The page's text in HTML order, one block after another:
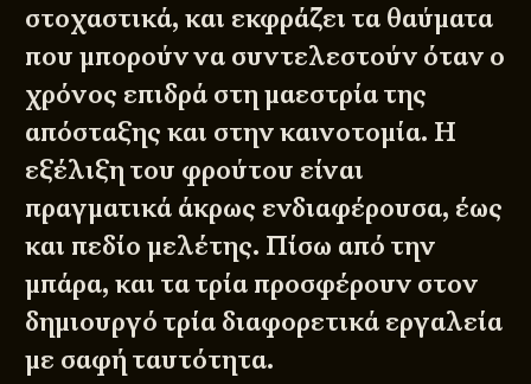
στοχαστικά, και εκφράζει τα θαύματα
που μπορούν να συντελεστούν όταν ο
χρόνος επιδρά στη μαεστρία της
απόσταξης και στην καινοτομία. Η
εξέλιξη του φρούτου είναι
πραγματικά άκρως ενδιαφέρουσα, έως
και πεδίο μελέτης. Πίσω από την
μπάρα, και τα τρία προσφέρουν στον
δημιουργό τρία διαφορετικά εργαλεία
με σαφή ταυτότητα.